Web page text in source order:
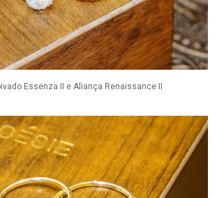
Essenza II e Aliança Renaissance II